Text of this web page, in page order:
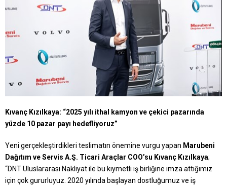
Kıvanç Kızılkaya: “2025 yılı ithal kamyon ve çekici pazarında
yüzde 10 pazar payı hedefliyoruz”
Yeni gerçekleştirdikleri teslimatın önemine vurgu yapan Marubeni
Dağıtım ve Servis A.Ş. Ticari Araçlar COO’su Kıvanç Kızılkaya;
“DNT Uluslararası Nakliyat ile bu kıymetli iş birliğine imza attığımız
için çok gururluyuz. 2020 yılında başlayan dostluğumuz ve iş